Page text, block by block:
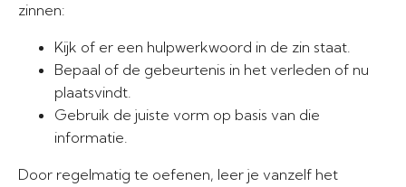
zinnen:
Kijk of er een hulpwerkwoord in de zin staat.
Bepaal of de gebeurtenis in het verleden of nu
plaatsvindt.
Gebruik de juiste vorm op basis van die
informatie.
Door regelmatig te oefenen, leer je vanzelf het